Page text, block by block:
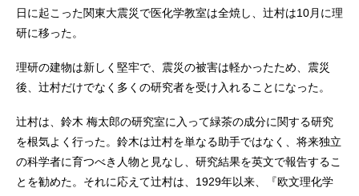
日に起こった関東大震災で医化学教室は全焼し、辻村は10月に理
研に移った。
理研の建物は新しく堅牢で、震災の被害は軽かったため、震災
後、辻村だけでなく多くの研究者を受け入れることになった。
辻村は、鈴木 梅太郎の研究室に入って緑茶の成分に関する研究
を根気よく行った。鈴木は辻村を単なる助手ではなく、将来独立
の科学者に育つべき人物と見なし、研究結果を英文で報告するこ
とを勧めた。それに応えて辻村は、1929年以来、『欧文理化学